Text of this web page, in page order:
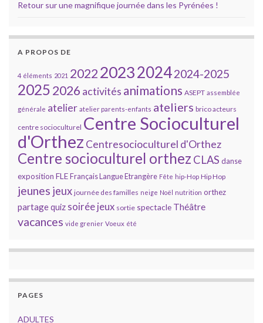
Retour sur une magnifique journée dans les Pyrénées !
A PROPOS DE
4 éléments 2021 2022202320242024-2025
20252026 activités animations ASEPT assemblée
générale atelier atelier parents-enfants ateliers brico acteurs
centre socioculturel Centre Socioculturel
d'Orthez Centresocioculturel d'Orthez
Centre socioculturel orthez CLAS danse
exposition FLE Français Langue Etrangère Fête hip-Hop Hip Hop
jeunes jeux journée des familles neige Noël nutrition orthez
partagequiz soirée jeux sortie spectacle Théâtre
vacances vide grenier Voeux été
PAGES
ADULTES